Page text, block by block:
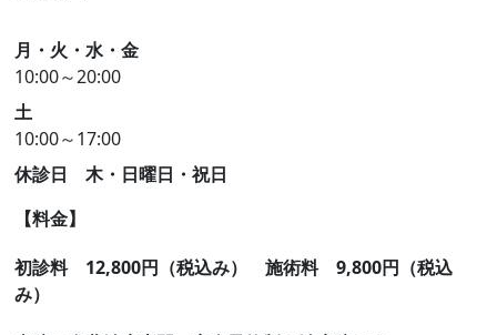
月・火・水・金
10:00～20:00
土
10:00～17:00
休診日 木・日曜日・祝日
【料金】
初診料 12,800円（税込み）施術料 9,800円（税込
み）